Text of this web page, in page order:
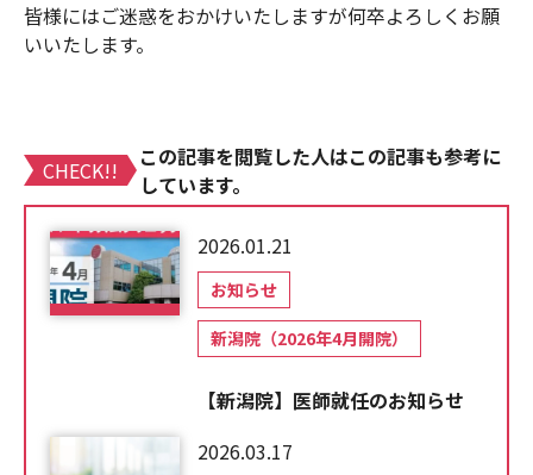
皆様にはご迷惑をおかけいたしますが何卒よろしくお願
いいたします。
CHECK!!
この記事を閲覧した人はこの記事も参考に
しています。
2026.01.21
お知らせ
新潟院（2026年4月開院）
【新潟院】医師就任のお知らせ
2026.03.17